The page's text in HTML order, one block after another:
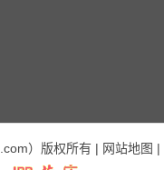
）版权所有 | 网站地图 |